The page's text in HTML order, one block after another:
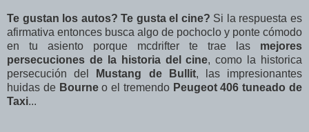
Te gustan los autos? Te gusta el cine? Si la respuesta es
afirmativa entonces busca algo de pochoclo y ponte cómodo
en tu asiento porque mcdrifter te trae las mejores
persecuciones de la historia del cine, como la historica
persecución del
Mustang de Bullit, las impresionantes
huidas de Bourneo el tremendo Peugeot 406 tuneado de
Taxi...